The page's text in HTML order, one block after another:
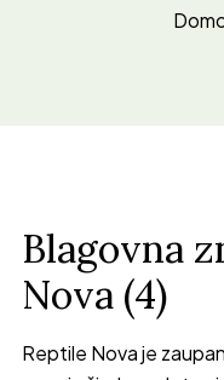
Blagovna
Nova (4)
Reptile Nova je